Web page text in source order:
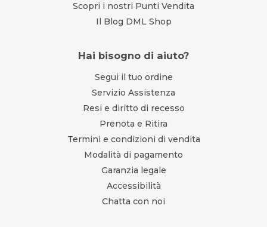
Scopri i nostri Punti Vendita
Il Blog DML Shop
Hai bisogno di aiuto?
Segui il tuo ordine
Servizio Assistenza
Resi e diritto di recesso
Prenota e Ritira
Termini e condizioni di vendita
Modalità di pagamento
Garanzia legale
Accessibilità
Chatta con noi